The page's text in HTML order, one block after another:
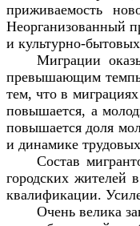
приживаемость
Неорганизованный
и культурно-
Миграции
превышающим темпы
тем, что в
повышается, а
повышается доля
и динамике
Состав
городских жителей
квалификации.
Очень велика